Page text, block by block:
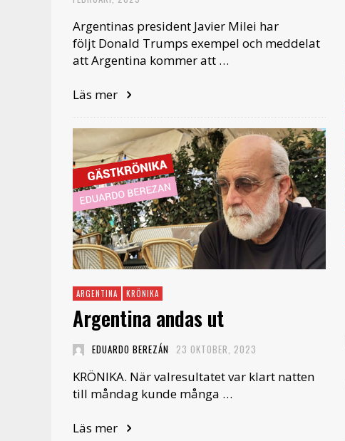
Argentinas president Javier Milei har
följt Donald Trumps exempel och meddelat
att Argentina kommer att …
Läs mer
ARGENTINA KRÖNIKA
Argentina andas ut
EDUARDO BEREZÁN 23 OKTOBER, 2023
KRÖNIKA. När valresultatet var klart natten
till måndag kunde många …
Läs mer